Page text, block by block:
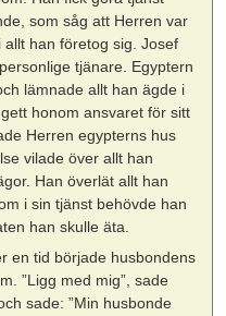
som såg att Herren var
han företog sig. Josef
tjänare. Egyptern
lämnade allt han ägde i
honom ansvaret för sitt
Herren egypterns hus
vilade över allt han
Han överlät allt han
i sin tjänst behövde han
han skulle äta.
en tid började husbondens
”Ligg med mig”, sade
sade: ”Min husbonde